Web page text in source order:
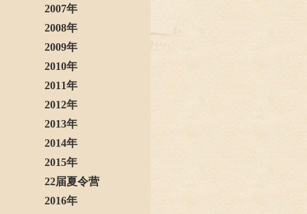
2007年
2008年
2009年
2010年
2011年
2012年
2013年
2014年
2015年
22届夏令营
2016年